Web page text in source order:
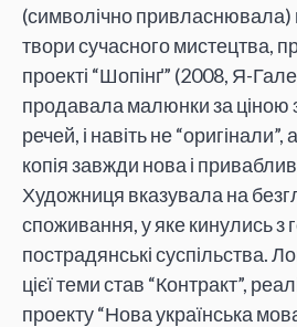
(символічно привласнювала)
твори сучасного мистецтва,
проекті “Шопінґ” (2008, Я-
продавала малюнки за ціною
речей, і навіть не
копія завжди нова і
Художниця вказувала на
споживання, у яке кинулись з
пострадянські суспільства.
цієї теми став “Контракт”,
проекту “Нова українська